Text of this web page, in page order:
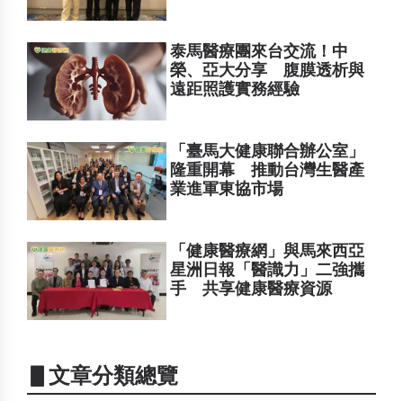
​​​​​​​泰馬醫療團來台交流！中
榮、亞大分享 腹膜透析與
遠距照護實務經驗
「臺馬大健康聯合辦公室」
隆重開幕 推動台灣生醫產
業進軍東協市場
「健康醫療網」與馬來西亞
星洲日報「醫識力」二強攜
手 共享健康醫療資源
▋文章分類總覽